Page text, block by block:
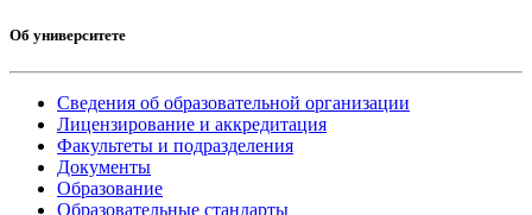
Об университете
Сведения об образовательной организации
Лицензирование и аккредитация
Факультеты и подразделения
Документы
Образование
Образовательные стандарты